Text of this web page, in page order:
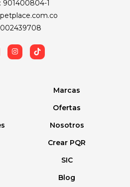
901400804-1
Marcas
Ofertas
Nosotros
Crear PQR
SIC
Blog